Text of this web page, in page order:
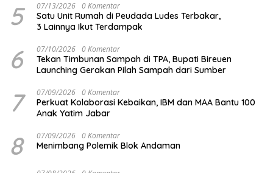
5 07/13/2026 0 Komentar
Satu Unit Rumah di Peudada Ludes Terbakar,
3 Lainnya Ikut Terdampak
6 07/10/2026 0 Komentar
Tekan Timbunan Sampah di TPA, Bupati Bireuen
Launching Gerakan Pilah Sampah dari Sumber
7 07/09/2026 0 Komentar
Perkuat Kolaborasi Kebaikan, IBM dan MAA Bantu 100
Anak Yatim Jabar
8 07/09/2026 0 Komentar
Menimbang Polemik Blok Andaman